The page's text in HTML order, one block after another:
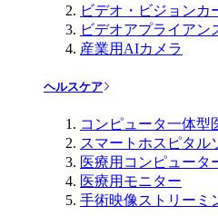
ビデオ・ビジョンカ
ビデオアプライアン
産業用AIカメラ
ヘルスケア
コンピュータ一体型
スマートホスピタル
医療用コンピュータ
医療用モニター
手術映像ストリーミ